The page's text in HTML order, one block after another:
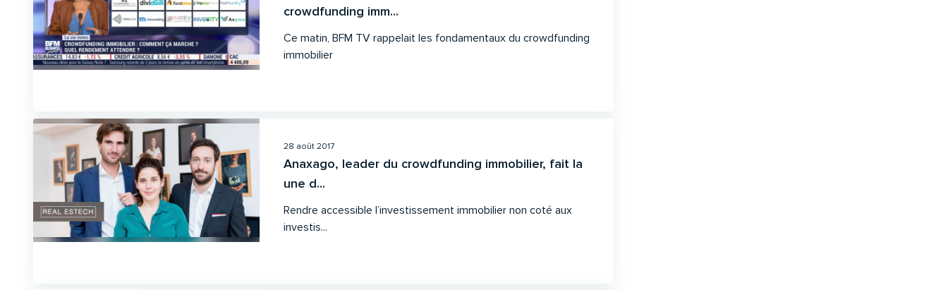
crowdfunding imm...
Ce matin, BFM TV rappelait les fondamentaux du crowdfunding
immobilier
28 août 2017
Anaxago, leader du crowdfunding immobilier, fait la
une d...
Rendre accessible l’investissement immobilier non coté aux
investis...